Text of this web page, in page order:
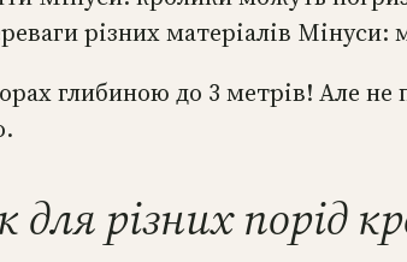
різних матеріалів
глибиною до 3 метрів! Але
різних порід